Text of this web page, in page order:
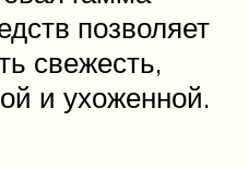
позволяет
свежесть,
и ухоженной.